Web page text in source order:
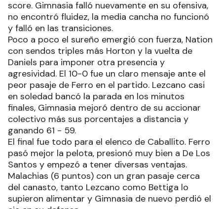
score. Gimnasia falló nuevamente en su ofensiva,
no encontró fluidez, la media cancha no funcionó
y falló en las transiciones.
Poco a poco el sureño emergió con fuerza, Nation
con sendos triples más Horton y la vuelta de
Daniels para imponer otra presencia y
agresividad. El 10-0 fue un claro mensaje ante el
peor pasaje de Ferro en el partido. Lezcano casi
en soledad bancó la parada en los minutos
finales, Gimnasia mejoró dentro de su accionar
colectivo más sus porcentajes a distancia y
ganando 61 - 59.
El final fue todo para el elenco de Caballito. Ferro
pasó mejor la pelota, presionó muy bien a De Los
Santos y empezó a tener diversas ventajas.
Malachias (6 puntos) con un gran pasaje cerca
del canasto, tanto Lezcano como Bettiga lo
supieron alimentar y Gimnasia de nuevo perdió el